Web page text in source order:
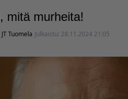
mitä murheita!
JT Tuomela Julkaistu: 28.11.2024 21:05